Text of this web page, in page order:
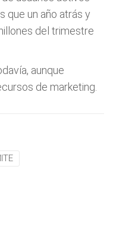
que un año atrás y
del trimestre
aunque
de marketing.